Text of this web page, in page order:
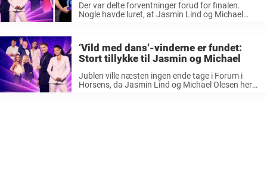
Der var delte forventninger forud for finalen.
Nogle havde luret, at Jasmin Lind og Michael
Thomas Evers Poulsen eller Alfred ...
‘Vild med dans’-vinderne er fundet:
Stort tillykke til Jasmin og Michael
Jublen ville næsten ingen ende tage i Forum i
Horsens, da Jasmin Lind og Michael Olesen her